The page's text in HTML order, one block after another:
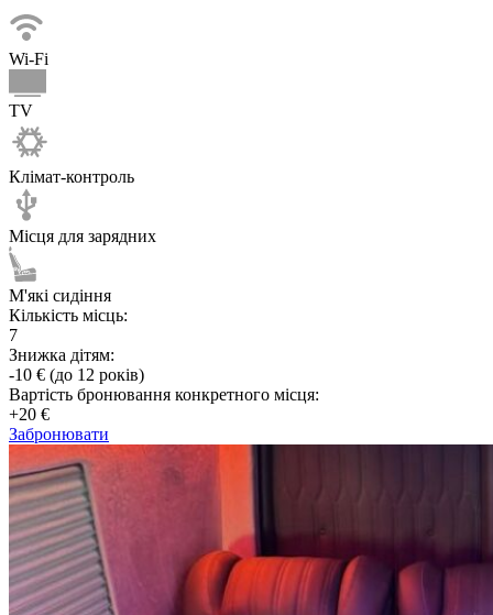
Wi-Fi
TV
Клімат-контроль
Місця для зарядних
М'які сидіння
Кількість місць:
7
Знижка дітям:
-10 € (до 12 років)
Вартість бронювання конкретного місця:
+20 €
Забронювати